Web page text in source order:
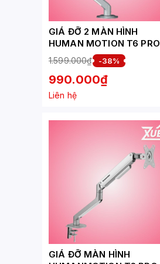
GIÁ ĐỠ 2 MÀN HÌNH
HUMAN MOTION T6 PRO
DUAL (17- 32 INCH) MÀU
TRẮNG BẠC
1.599.000₫ -38%
990.000₫
Liên hệ
GIÁ ĐỠ MÀN HÌNH